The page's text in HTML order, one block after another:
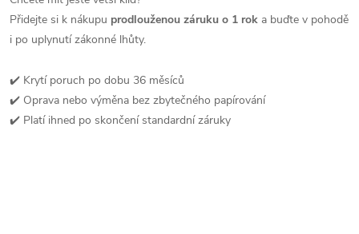
Přidejte si k nákupu prodlouženou záruku o 1 rok a buďte v pohodě
i po uplynutí zákonné lhůty.
✔️ Krytí poruch po dobu 36 měsíců
✔️ Oprava nebo výměna bez zbytečného papírování
✔️ Platí ihned po skončení standardní záruky